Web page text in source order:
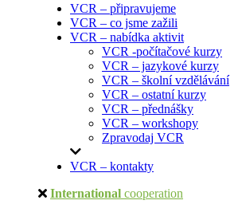
VCR – připravujeme
VCR – co jsme zažili
VCR – nabídka aktivit
VCR -počítačové kurzy
VCR – jazykové kurzy
VCR – školní vzdělávání
VCR – ostatní kurzy
VCR – přednášky
VCR – workshopy
Zpravodaj VCR
VCR – kontakty
International cooperation